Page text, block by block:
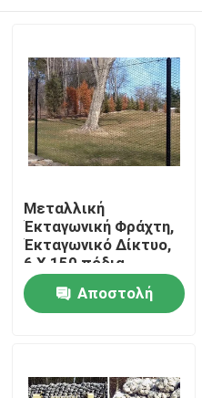
Σπίτι
Σχετικά με εμάς
Μεταλλική
Έκταγωνική Φράχτη,
Έκταγωνικό Δίκτυο,
6 X 150 πόδια
Αποστολή